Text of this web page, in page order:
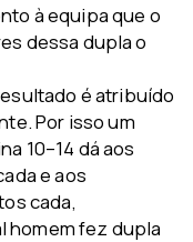
à equipa que o
dessa dupla o
é atribuído
Por isso um
10–14 dá aos
e aos
cada,
homem fez dupla